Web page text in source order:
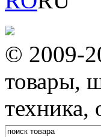
© 2009-
товары,
техника,